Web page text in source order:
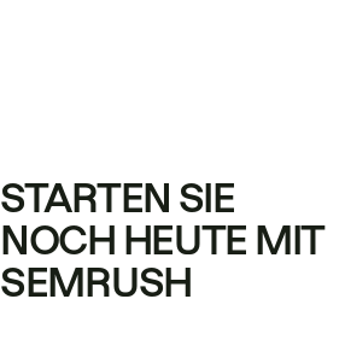
STARTEN SIE
NOCH HEUTE MIT
SEMRUSH